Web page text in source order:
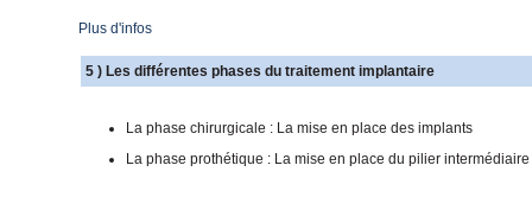
Plus d'infos
5 ) Les différentes phases du traitement implantaire
La phase chirurgicale : La mise en place des implants
La phase prothétique : La mise en place du pilier